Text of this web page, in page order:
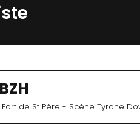
Fort de St Père - Scène Tyrone